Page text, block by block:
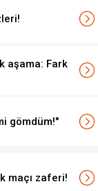
aşama: Fark
gömdüm!"
maçı zaferi!